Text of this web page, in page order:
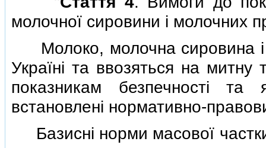
молочної сировини i молочних
Молоко, молочна сировина i
Українi та ввозяться на митну
показникам безпечностi та
встановленi нормативно-
Базиснi норми масової